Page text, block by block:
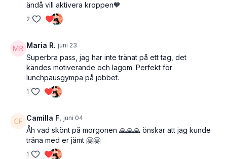
ändå vill aktivera kroppen🧡
2
Maria R. juni 23
Superbra pass, jag har inte tränat på ett tag, det
kändes motiverande och lagom. Perfekt för
lunchpausgympa på jobbet.
1
Camilla F. juni 04
Åh vad skönt på morgonen 🙏🙏🙏 önskar att jag kunde
träna med er jämt 🤗🤗
1